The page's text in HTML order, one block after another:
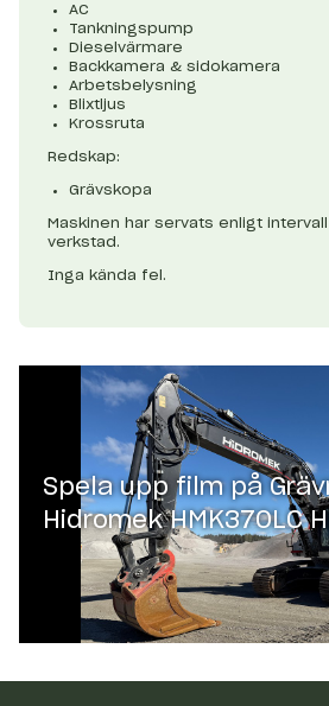
AC
Tankningspump
Dieselvärmare
Backkamera & sidokamera
Arbetsbelysning
Blixtljus
Krossruta
Redskap:
Grävskopa
Maskinen har servats enligt
verkstad.
Inga kända fel.
Spela upp film på
Hidromek HMK370LC